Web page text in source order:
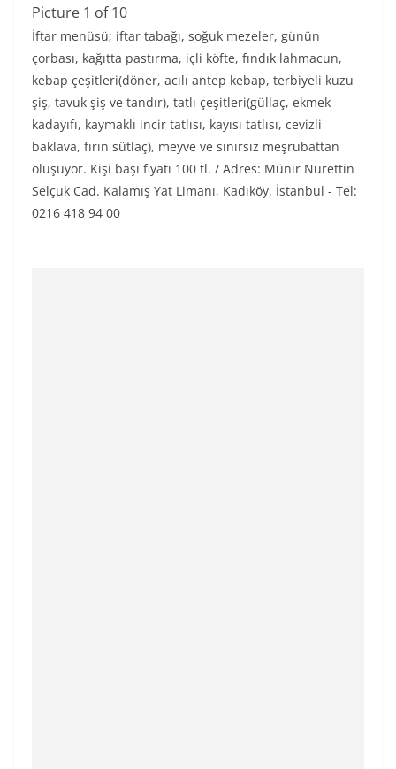
Picture 1 of 10
İftar menüsü; iftar tabağı, soğuk mezeler, günün
çorbası, kağıtta pastırma, içli köfte, fındık lahmacun,
kebap çeşitleri(döner, acılı antep kebap, terbiyeli kuzu
şiş, tavuk şiş ve tandır), tatlı çeşitleri(güllaç, ekmek
kadayıfı, kaymaklı incir tatlısı, kayısı tatlısı, cevizli
baklava, fırın sütlaç), meyve ve sınırsız meşrubattan
oluşuyor. Kişi başı fiyatı 100 tl. / Adres: Münir Nurettin
Selçuk Cad. Kalamış Yat Limanı, Kadıköy, İstanbul - Tel:
0216 418 94 00